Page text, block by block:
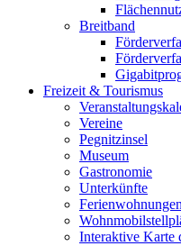
Breitband
Freizeit & Tourismus
Vereine
Pegnitzinsel
Museum
Gastronomie
Unterkünfte
Ferienwohnungen
Interaktive Karte